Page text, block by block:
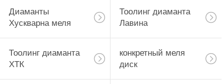
Диаманты
Хускварна меля
Тоолинг диаманта
Лавина
Тоолинг диаманта
ХТК
конкретный меля
диск